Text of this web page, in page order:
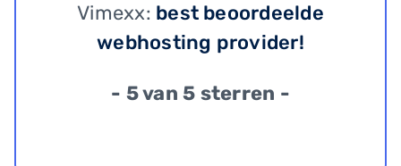
Vimexx: best beoordeelde
webhosting provider!
- 5 van 5 sterren -